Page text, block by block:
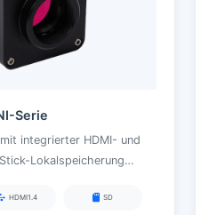
Serie
integrierter HDMI- und
Lokalspeicherung
und mobilen Einsatz
HDMI1.4 SD